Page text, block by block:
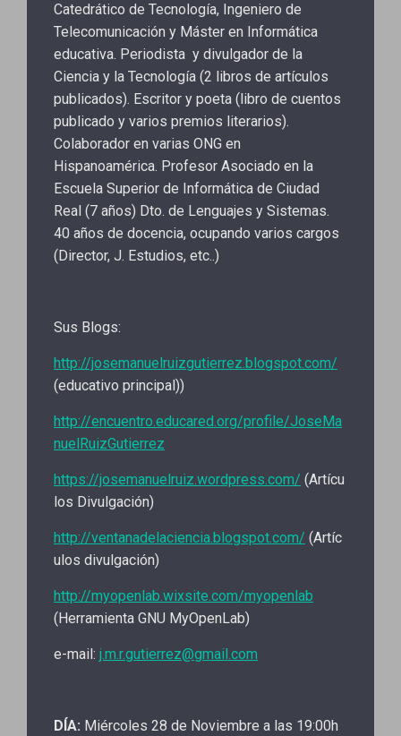
Catedrático de Tecnología, Ingeniero de
Telecomunicación y Máster en Informática
educativa. Periodista y divulgador de la
Ciencia y la Tecnología (2 libros de artículos
publicados). Escritor y poeta (libro de cuentos
publicado y varios premios literarios).
Colaborador en varias ONG en
Hispanoamérica. Profesor Asociado en la
Escuela Superior de Informática de Ciudad
Real (7 años) Dto. de Lenguajes y Sistemas.
40 años de docencia, ocupando varios cargos
(Director, J. Estudios, etc..)
Sus Blogs:
http://josemanuelruizgutierrez.blogspot.com/
(educativo principal))
http://encuentro.educared.org/profile/JoseMa
nuelRuizGutierrez
https://josemanuelruiz.wordpress.com/ (Artícu
los Divulgación)
http://ventanadelaciencia.blogspot.com/ (Artíc
ulos divulgación)
http://myopenlab.wixsite.com/myopenlab
(Herramienta GNU MyOpenLab)
e-mail: j.m.r.gutierrez@gmail.com
DÍA: Miércoles 28 de Noviembre a las 19:00h